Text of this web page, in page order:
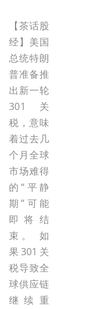
【茶话股
经】美国
总统特朗
普准备推
出新一轮
301关
税，意味
着过去几
个月全球
市场难得
的“平静
期”可能
即将结
束。 如
果301关
税导致全
球供应链
继续重